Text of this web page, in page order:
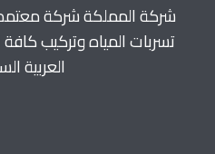
شركة المملكة شركة
تسربات المياه وتركيب كافة
العربية